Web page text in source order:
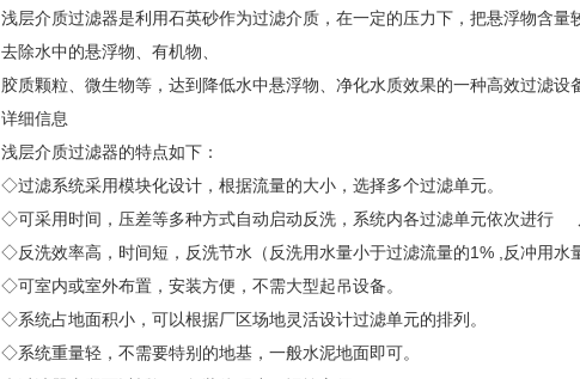
浅层介质过滤器是利用石英砂作为过滤介质，在一定的压力下，把悬浮物含
去除水中的悬浮物、有机物、
胶质颗粒、微生物等，达到降低水中悬浮物、净化水质效果的一种高效过滤设
详细信息
浅层介质过滤器的特点如下：
◇过滤系统采用模块化设计，根据流量的大小，选择多个过滤单元。
◇可采用时间，压差等多种方式自动启动反洗，系统内各过滤单元依次进行
◇反洗效率高，时间短，反洗节水（反洗用水量小于过滤流量的1% ,反冲用水
◇可室内或室外布置，安装方便，不需大型起吊设备。
◇系统占地面积小，可以根据厂区场地灵活设计过滤单元的排列。
◇系统重量轻，不需要特别的地基，一般水泥地面即可。